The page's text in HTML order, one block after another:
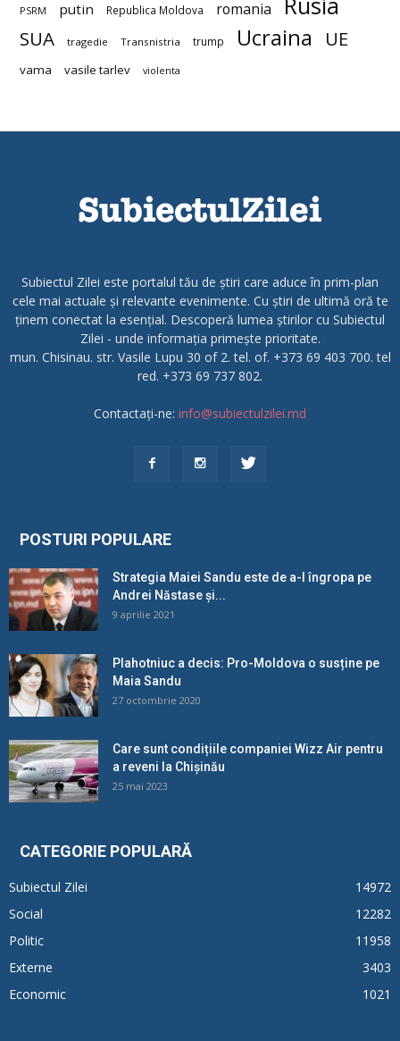
PSRM putin Republica Moldova romania
SUA tragedie Transnistria trump Ucraina UE
vama vasile tarlev violenta
Subiectul Zilei este portalul tău de știri care aduce în prim-plan
cele mai actuale și relevante evenimente. Cu știri de ultimă oră te
ținem conectat la esențial. Descoperă lumea știrilor cu Subiectul
Zilei - unde informația primește prioritate.
mun. Chisinau. str. Vasile Lupu 30 of 2. tel. of. +373 69 403 700. tel
red. +373 69 737 802.
Contactați-ne: info@subiectulzilei.md
POSTURI POPULARE
Strategia Maiei Sandu este de a-l îngropa pe
Andrei Năstase și...
9 aprilie 2021
Plahotniuc a decis: Pro-Moldova o susține pe
Maia Sandu
27 octombrie 2020
Care sunt condițiile companiei Wizz Air pentru
a reveni la Chișinău
25 mai 2023
CATEGORIE POPULARĂ
Subiectul Zilei
14972
Social
12282
Politic
11958
Externe
3403
Economic
1021